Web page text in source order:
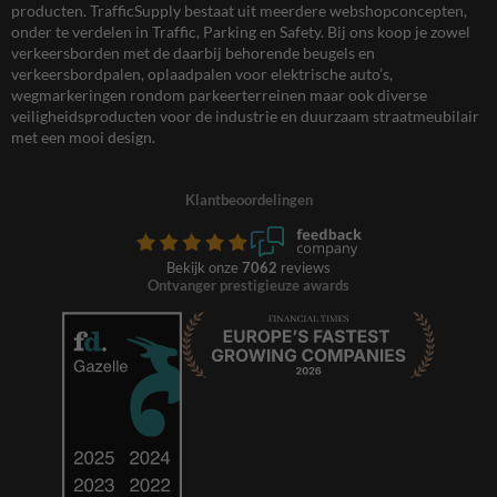
producten. TrafficSupply bestaat uit meerdere webshopconcepten,
onder te verdelen in Traffic, Parking en Safety. Bij ons koop je zowel
verkeersborden met de daarbij behorende beugels en
verkeersbordpalen, oplaadpalen voor elektrische auto’s,
wegmarkeringen rondom parkeerterreinen maar ook diverse
veiligheidsproducten voor de industrie en duurzaam straatmeubilair
met een mooi design.
Klantbeoordelingen
Bekijk onze 7062 reviews
Ontvanger prestigieuze awards